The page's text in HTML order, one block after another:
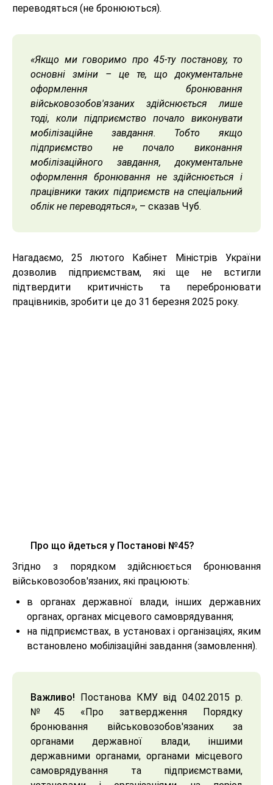
переводяться (не бронюються).
«Якщо ми говоримо про 45-ту постанову, то
основні зміни – це те, що документальне
оформлення бронювання
військовозобов'язаних здійснюється лише
тоді, коли підприємство почало виконувати
мобілізаційне завдання. Тобто якщо
підприємство не почало виконання
мобілізаційного завдання, документальне
оформлення бронювання не здійснюється і
працівники таких підприємств на спеціальний
облік не переводяться», – сказав Чуб.
Нагадаємо, 25 лютого Кабінет Міністрів України
дозволив підприємствам, які ще не встигли
підтвердити критичність та перебронювати
працівників, зробити це до 31 березня 2025 року.
Про що йдеться у Постанові №45?
Згідно з порядком здійснюється бронювання
військовозобов'язаних, які працюють:
в органах державної влади, інших державних
органах, органах місцевого самоврядування;
на підприємствах, в установах і організаціях, яким
встановлено мобілізаційні завдання (замовлення).
Важливо! Постанова КМУ від 04.02.2015 р.
№45 «Про затвердження Порядку
бронювання військовозобов'язаних за
органами державної влади, іншими
державними органами, органами місцевого
самоврядування та підприємствами,